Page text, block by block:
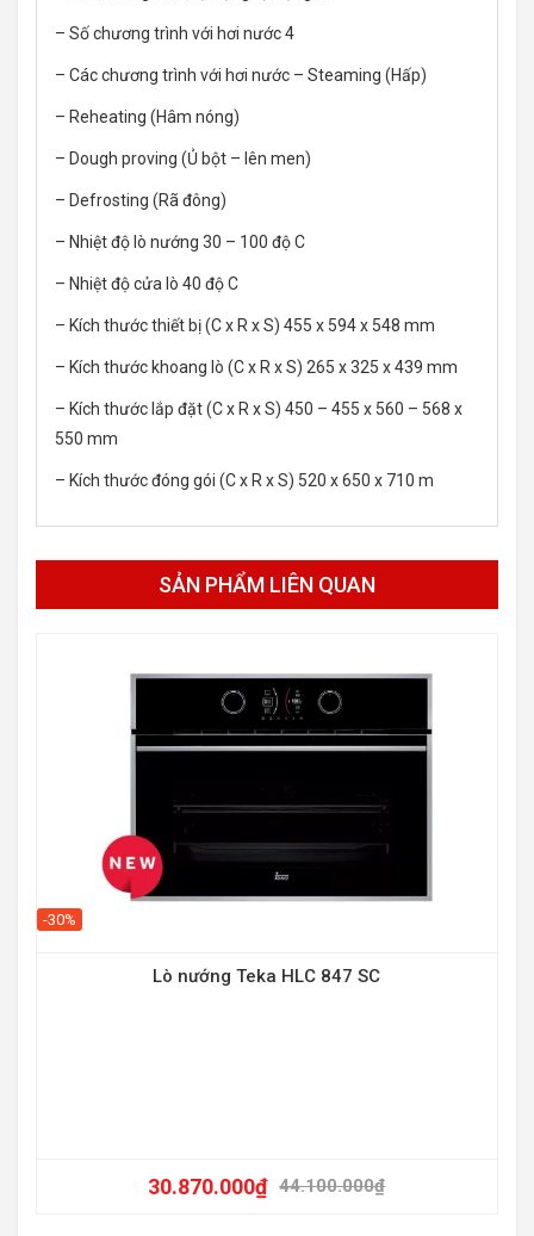
– Số chương trình với hơi nước 4
– Các chương trình với hơi nước – Steaming (Hấp)
– Reheating (Hâm nóng)
– Dough proving (Ủ bột – lên men)
– Defrosting (Rã đông)
– Nhiệt độ lò nướng 30 – 100 độ C
– Nhiệt độ cửa lò 40 độ C
– Kích thước thiết bị (C x R x S) 455 x 594 x 548 mm
– Kích thước khoang lò (C x R x S) 265 x 325 x 439 mm
– Kích thước lắp đặt (C x R x S) 450 – 455 x 560 – 568 x
550 mm
– Kích thước đóng gói (C x R x S) 520 x 650 x 710 m
SẢN PHẨM LIÊN QUAN
-30%
Lò nướng Teka HLC 847 SC
44.100.000₫
30.870.000₫